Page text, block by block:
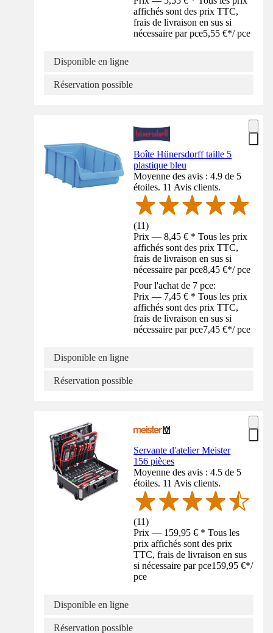
affichés sont des prix TTC,
frais de livraison en sus si
nécessaire par pce5,55 €*/ pce
Disponible en ligne
Réservation possible
Boîte Hünersdorff taille 5
plastique bleu
Moyenne des avis : 4.9 de 5
étoiles. 11 Avis clients.
(11)
Prix — 8,45 € * Tous les prix
affichés sont des prix TTC,
frais de livraison en sus si
nécessaire par pce8,45 €*/ pce
Pour l'achat de 7 pce:
Prix — 7,45 € * Tous les prix
affichés sont des prix TTC,
frais de livraison en sus si
nécessaire par pce7,45 €*/ pce
Disponible en ligne
Réservation possible
Servante d'atelier Meister
156 pièces
Moyenne des avis : 4.5 de 5
étoiles. 11 Avis clients.
(11)
Prix — 159,95 € * Tous les
prix affichés sont des prix
TTC, frais de livraison en sus
si nécessaire par pce159,95 €*/
pce
Disponible en ligne
Réservation possible